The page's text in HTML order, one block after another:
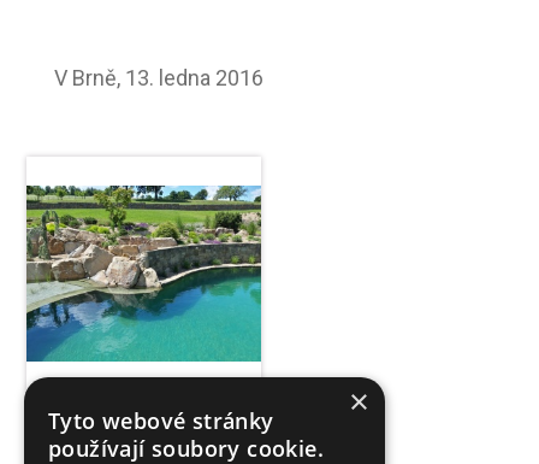
V Brně, 13. ledna 2016
×
Tyto webové stránky
používají soubory cookie.